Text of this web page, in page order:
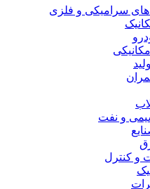
های سرامیکی و فلزی
و نفت
و کنترل